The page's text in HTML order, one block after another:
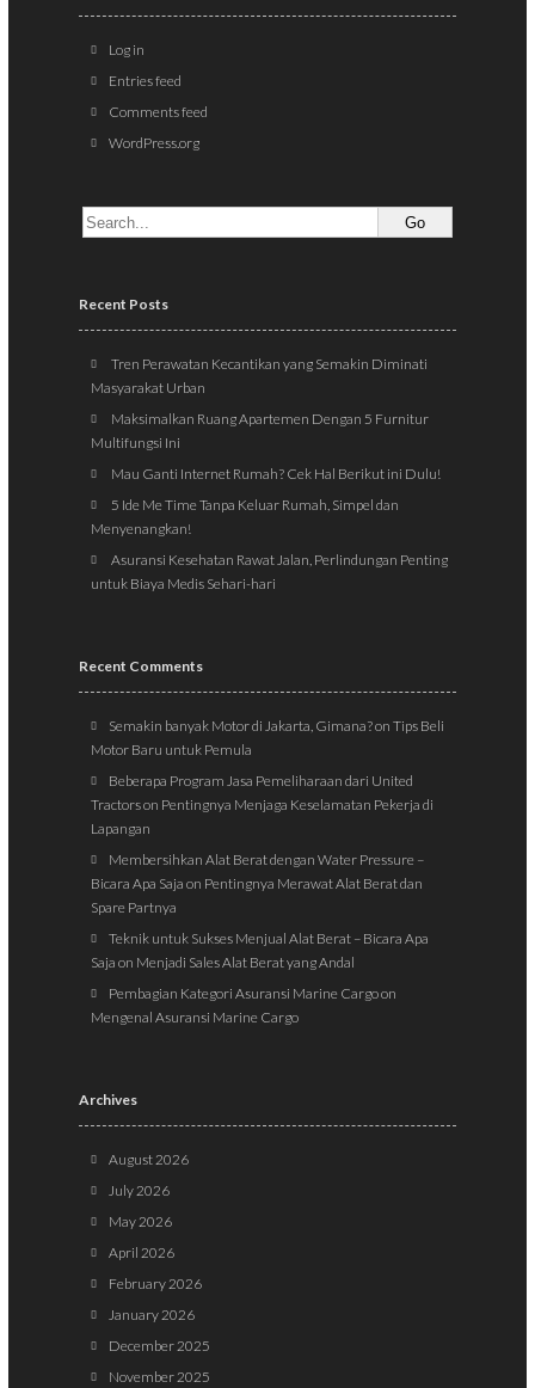
Log in
Entries feed
Comments feed
WordPress.org
Recent Posts
Tren Perawatan Kecantikan yang Semakin Diminati
Masyarakat Urban
Maksimalkan Ruang Apartemen Dengan 5 Furnitur
Multifungsi Ini
Mau Ganti Internet Rumah? Cek Hal Berikut ini Dulu!
5 Ide Me Time Tanpa Keluar Rumah, Simpel dan
Menyenangkan!
Asuransi Kesehatan Rawat Jalan, Perlindungan Penting
untuk Biaya Medis Sehari-hari
Recent Comments
Semakin banyak Motor di Jakarta, Gimana?onTips Beli
Motor Baru untuk Pemula
Beberapa Program Jasa Pemeliharaan dari United
Tractorson Pentingnya Menjaga Keselamatan Pekerja di
Lapangan
Membersihkan Alat Berat dengan Water Pressure –
Bicara Apa Saja on Pentingnya Merawat Alat Berat dan
Spare Partnya
Teknik untuk Sukses Menjual Alat Berat – Bicara Apa
Saja on Menjadi Sales Alat Berat yang Andal
Pembagian Kategori Asuransi Marine Cargoon
Mengenal Asuransi Marine Cargo
Archives
August 2026
July 2026
May 2026
April 2026
February 2026
January 2026
December 2025
November 2025